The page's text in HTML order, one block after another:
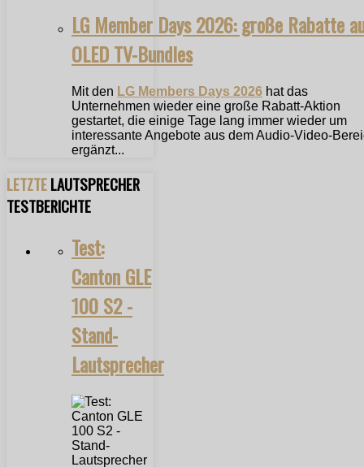
LG Member Days 2026: große Rabatte
OLED TV-Bundles
Mit den LG Members Days 2026 hat das
Unternehmen wieder eine große Rabatt-Aktion
gestartet, die einige Tage lang immer wieder um
interessante Angebote aus dem Audio-Video-
ergänzt...
LETZTELAUTSPRECHER
TESTBERICHTE
Test:
Canton GLE
100 S2 -
Stand-
Lautsprecher